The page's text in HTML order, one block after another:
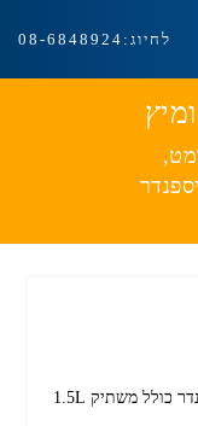
08-6848924 לחיוג: